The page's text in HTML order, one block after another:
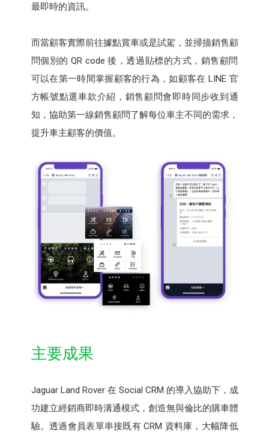
最即時的資訊。
而當顧客實際前往據點賞車或是試駕，並掃描銷售顧
問個別的 QR code 後，透過貼標的方式，銷售顧問
可以在第一時間掌握顧客的行為，如顧客在 LINE 官
方帳號點選車款介紹，銷售顧問會即時同步收到通
知，協助第一線銷售顧問了解每位車主不同的需求，
提升車主顧客的價值。
主要成果
Jaguar Land Rover 在 Social CRM 的導入協助下，成
功建立經銷商即時溝通模式，創造無與倫比的購車體
驗。透過會員表單串接既有 CRM 資料庫，大幅降低